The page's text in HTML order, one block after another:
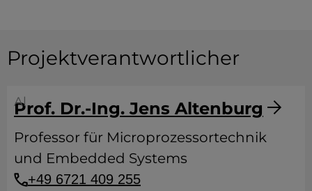
Projektverantwortlicher
Prof. Dr.-Ing. Jens Altenburg
Al
Professor für Microprozessortechnik
und Embedded Systems
+49 6721 409 255